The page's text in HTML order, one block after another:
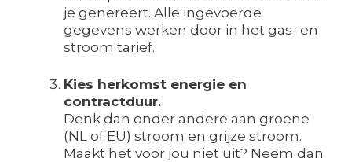
je genereert. Alle ingevoerde
gegevens werken door in het gas- en
stroom tarief.
Kies herkomst energie en
contractduur.
Denk dan onder andere aan groene
(NL of EU) stroom en grijze stroom.
Maakt het voor jou niet uit? Neem dan